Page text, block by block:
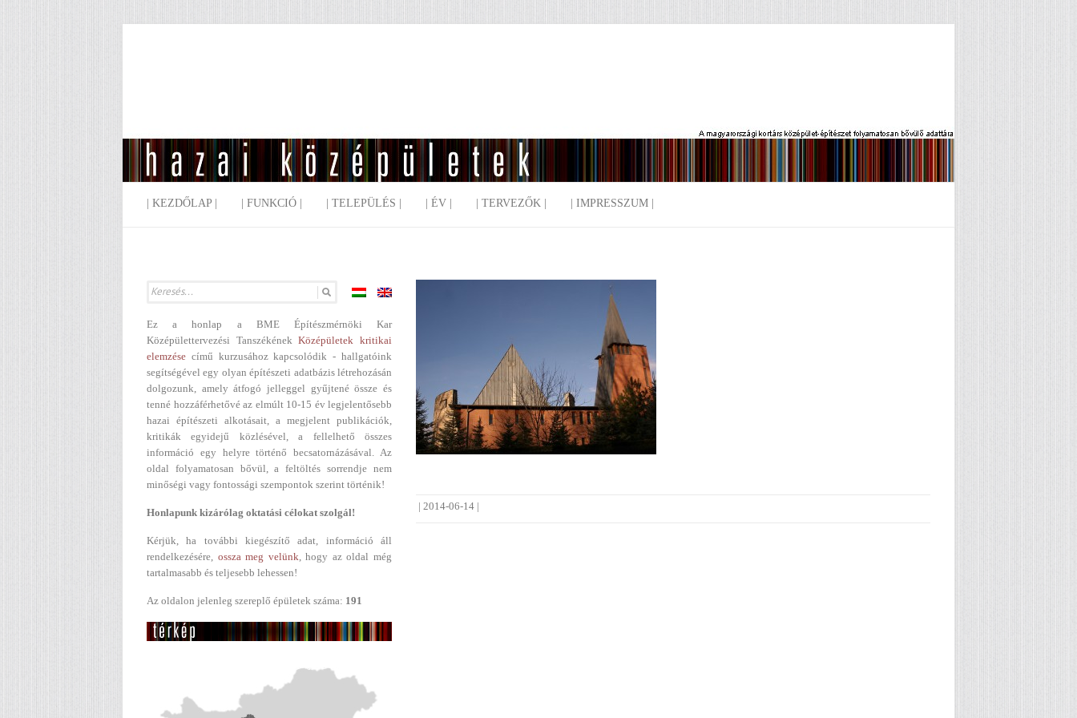
| KEZDŐLAP | | FUNKCIÓ | | TELEPÜLÉS | | ÉV | | TERVEZŐK | | IMPRESSZUM |
|2014-06-14 |
Ez a honlap a BME Építészmérnöki Kar
Középülettervezési TanszékénekKözépületek kritikai
elemzése című kurzusához kapcsolódik - hallgatóink
segítségével egy olyan építészeti adatbázis létrehozásán
dolgozunk, amely átfogó jelleggel gyűjtené össze és
tenné hozzáférhetővé az elmúlt 10-15 év legjelentősebb
hazai építészeti alkotásait, a megjelent publikációk,
kritikák egyidejű közlésével, a fellelhető összes
információ egy helyre történő becsatornázásával. Az
oldal folyamatosan bővül, a feltöltés sorrendje nem
minőségi vagy fontossági szempontok szerint történik!
Honlapunk kizárólag oktatási célokat szolgál!
Kérjük, ha további kiegészítő adat, információ áll
rendelkezésére, ossza meg velünk, hogy az oldal még
tartalmasabb és teljesebb lehessen!
Az oldalon jelenleg szereplő épületek száma: 191